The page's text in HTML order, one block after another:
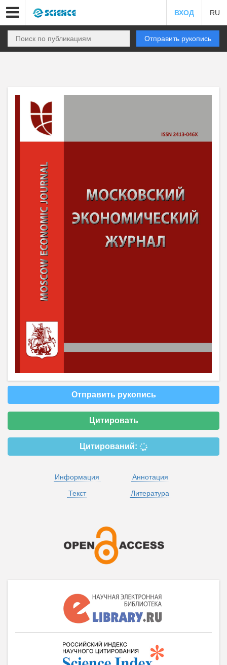
ВХОД RU
Отправить рукопись
Отправить рукопись
Цитировать
Цитирований:
Информация
Аннотация
Текст
Литература